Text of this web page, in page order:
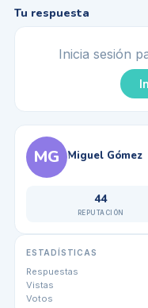
Tu respuesta
Inicia sesión
MG Miguel Gómez
44
REPUTACIÓN
ESTADÍSTICAS
Respuestas
Vistas
Votos